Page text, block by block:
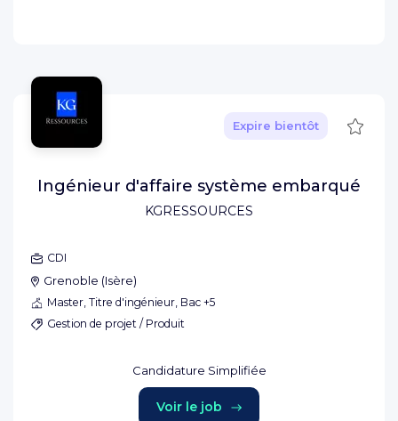
KGRESSOURCES
Expire bientôt
Ingénieur d'affaire système embarqué
CDI
Grenoble (Isère)
Master, Titre d'ingénieur, Bac +5
Gestion de projet / Produit
Candidature Simplifiée
Voir le job